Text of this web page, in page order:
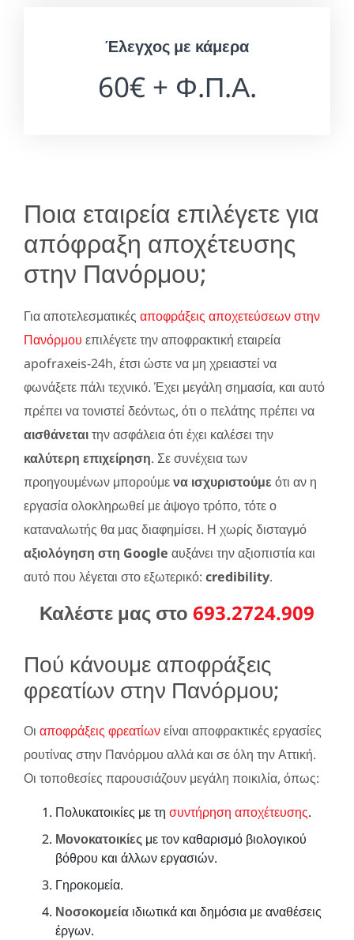
Έλεγχος με κάμερα
60€ + Φ.Π.Α.
Ποια εταιρεία επιλέγετε για
απόφραξη αποχέτευσης
στην Πανόρμου;
Για αποτελεσματικές αποφράξεις αποχετεύσεων στην
Πανόρμου επιλέγετε την αποφρακτική εταιρεία
apofraxeis-24h, έτσι ώστε να μη χρειαστεί να
φωνάξετε πάλι τεχνικό. Έχει μεγάλη σημασία, και αυτό
πρέπει να τονιστεί δεόντως, ότι ο πελάτης πρέπει να
αισθάνεταιτην ασφάλεια ότι έχει καλέσει την
καλύτερη επιχείρηση. Σε συνέχεια των
προηγουμένων μπορούμενα ισχυριστούμε ότι αν η
εργασία ολοκληρωθεί με άψογο τρόπο, τότε ο
καταναλωτής θα μας διαφημίσει. Η χωρίς δισταγμό
αξιολόγηση στη Google αυξάνει την αξιοπιστία και
αυτό που λέγεται στο εξωτερικό: credibility.
Καλέστε μας στο 693.2724.909
Πού κάνουμε αποφράξεις
φρεατίων στην Πανόρμου;
Οι αποφράξεις φρεατίωνείναι αποφρακτικές εργασίες
ρουτίνας στην Πανόρμου αλλά και σε όλη την Αττική.
Οι τοποθεσίες παρουσιάζουν μεγάλη ποικιλία, όπως:
Πολυκατοικίες με τη συντήρηση αποχέτευσης.
Μονοκατοικίες με τον καθαρισμό βιολογικού
βόθρου και άλλων εργασιών.
Γηροκομεία.
Νοσοκομεία ιδιωτικά και δημόσια με αναθέσεις
έργων.